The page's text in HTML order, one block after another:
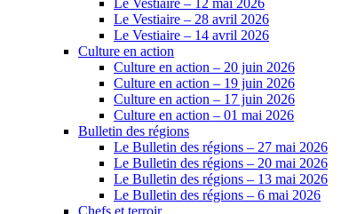
Le Vestiaire – 12 mai 2026
Le Vestiaire – 28 avril 2026
Le Vestiaire – 14 avril 2026
Culture en action
Culture en action – 20 juin 2026
Culture en action – 19 juin 2026
Culture en action – 17 juin 2026
Culture en action – 01 mai 2026
Bulletin des régions
Le Bulletin des régions – 27 mai 2026
Le Bulletin des régions – 20 mai 2026
Le Bulletin des régions – 13 mai 2026
Le Bulletin des régions – 6 mai 2026
Chefs et terroir